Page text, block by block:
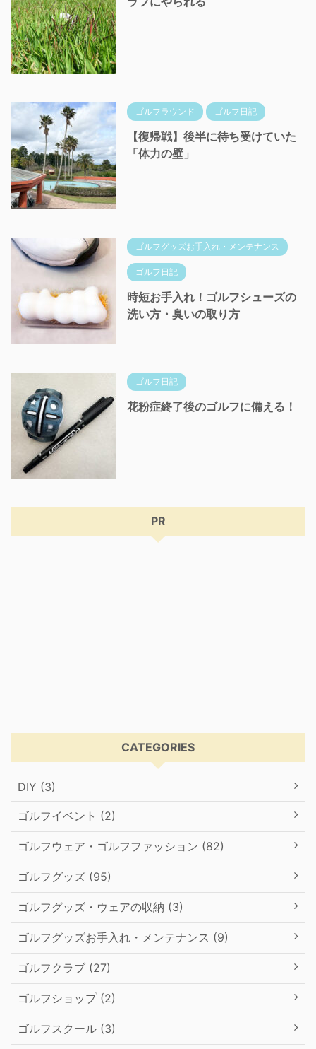
ゴルフラウンド ゴルフ日記
【復帰戦】後半に待ち受けていた
「体力の壁」
ゴルフグッズお手入れ・メンテナンス
ゴルフ日記
時短お手入れ！ゴルフシューズの
洗い方・臭いの取り方
ゴルフ日記
花粉症終了後のゴルフに備える！
PR
CATEGORIES
DIY (3)
ゴルフイベント (2)
ゴルフウェア・ゴルフファッション (82)
ゴルフグッズ (95)
ゴルフグッズ・ウェアの収納 (3)
ゴルフグッズお手入れ・メンテナンス (9)
ゴルフクラブ (27)
ゴルフショップ (2)
ゴルフスクール (3)